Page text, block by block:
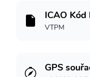
ICAO
VTPM
GPS